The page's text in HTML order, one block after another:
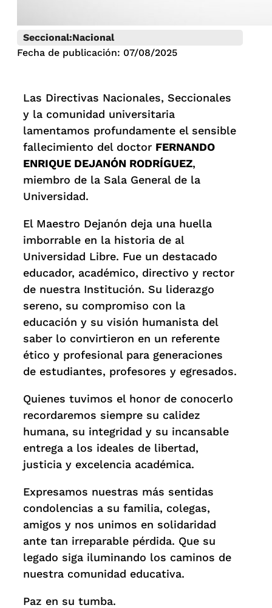
Seccional:Nacional
Fecha de publicación: 07/08/2025
Las Directivas Nacionales, Seccionales
y la comunidad universitaria
lamentamos profundamente el sensible
fallecimiento del doctor FERNANDO
ENRIQUE DEJANÓN RODRÍGUEZ,
miembro de la Sala General de la
Universidad.
El Maestro Dejanón deja una huella
imborrable en la historia de al
Universidad Libre. Fue un destacado
educador, académico, directivo y rector
de nuestra Institución. Su liderazgo
sereno, su compromiso con la
educación y su visión humanista del
saber lo convirtieron en un referente
ético y profesional para generaciones
de estudiantes, profesores y egresados.
Quienes tuvimos el honor de conocerlo
recordaremos siempre su calidez
humana, su integridad y su incansable
entrega a los ideales de libertad,
justicia y excelencia académica.
Expresamos nuestras más sentidas
condolencias a su familia, colegas,
amigos y nos unimos en solidaridad
ante tan irreparable pérdida. Que su
legado siga iluminando los caminos de
nuestra comunidad educativa.
Paz en su tumba.